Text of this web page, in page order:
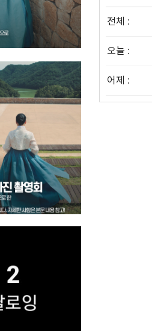
전체 :
오늘 :
어제 :